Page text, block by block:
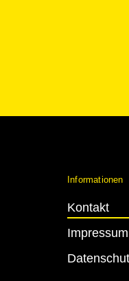
Informationen
Kontakt
Impressum